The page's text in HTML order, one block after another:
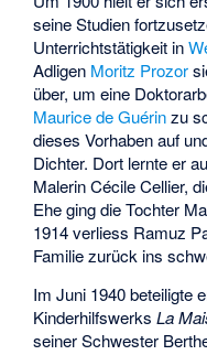
seine Studien
Unterrichtstätigkeit in
Adligen Moritz Prozor
über, um eine
Maurice de Guérinzu
dieses Vorhaben auf
Dichter. Dort lernte er
MalerinCécile Cellier,
Ehe ging die Tochter
1914 verliess Ramuz
Familie zurück ins
Im Juni 1940 beteiligte
KinderhilfswerksLa
seiner Schwester